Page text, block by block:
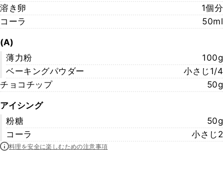
溶き卵
1個分
コーラ
50ml
(A)
薄力粉
100g
ベーキングパウダー
小さじ1/4
チョコチップ
50g
アイシング
粉糖
50g
コーラ
小さじ2
料理を安全に楽しむための注意事項